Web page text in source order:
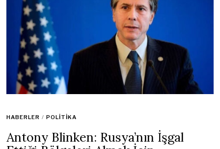
HABERLER / POLITIKA
Antony Blinken: Rusya’nın İşgal